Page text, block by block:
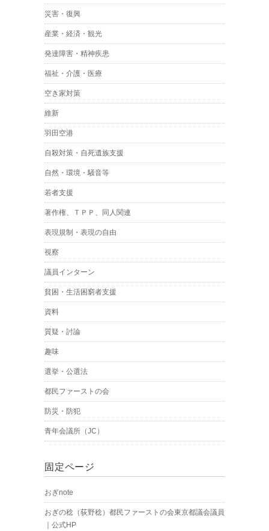
災害・復興
産業・経済・観光
発達障害・精神疾患
福祉・介護・医療
空き家対策
維新
羽田空港
自殺対策・自死遺族支援
自然・環境・騒音等
若者支援
著作権、ＴＰＰ、同人関連
表現規制・表現の自由
視察
議員インターン
貧困・生活困窮者支援
資料
質疑・討論
趣味
選挙・公選法
都民ファーストの会
防災・防犯
青年会議所（JC）
固定ページ
おぎnote
おぎの稔（荻野稔）都民ファーストの会東京都議会議員
｜公式HP